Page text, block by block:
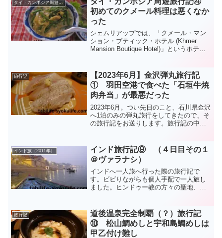
タイ・カンボジア周遊旅（2015年）
初めてのクメール料理は悪くなか
った
シェムリアップでは、「クメール・マン
ション・ブティック・ホテル (Khmer
Mansion Boutique Hotel)」というホテル
ルがあり、1泊につき2千円ちょっととい
う破格のホテル。チェックイン後、初の
クメール料理を堪能しました。
旅行記
【2023年6月】金沢弾丸旅行記
① 羽田空港で食べた「石垣牛焼
肉弁当」が最悪だった
2023年6月。つい先日のこと、石川県金沢
へ1泊のみの弾丸旅行をしてきたので、そ
の旅行記をお送りします。旅行記の中
ますので、参考にしていただけると幸い
です(^^)/
インド旅（2011年）
インド旅行記⑨ （４日目その１
＠ヴァラナシ）
インドへ一人旅へ行った際の旅行記で
す。ビビりながらも個人手配で一人旅し
ました。ヒンドゥー教の方々の聖地、ヴ
じ、ここまで来て良かったな～としみじ
みします。
旅行記
道後温泉完全制覇（？）旅行記
⑩ 松山鯛めしと宇和島鯛めしは
甲乙付け難し